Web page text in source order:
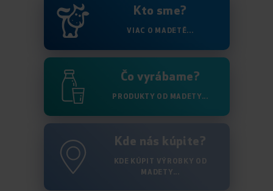
Kto sme?
VIAC O MADETĚ...
Čo vyrábame?
PRODUKTY OD MADETY...
Kde nás kúpite?
KDE KÚPIT VÝROBKY OD
MADETY...